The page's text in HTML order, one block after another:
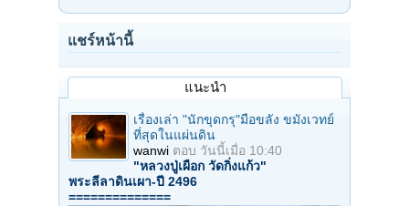
แชร์หน้านี้
แนะนำ
เรื่องเล่า "นักขุดกรุ"มือขลัง ขมังเวทย์
ที่สุดในแผ่นดิน
wanwi ตอบ วันนี้เมื่อ 10:40
"หลวงปู่เผือก วัดกิ่งแก้ว"
พระลีลาดินเผา-ปี 2496
==============